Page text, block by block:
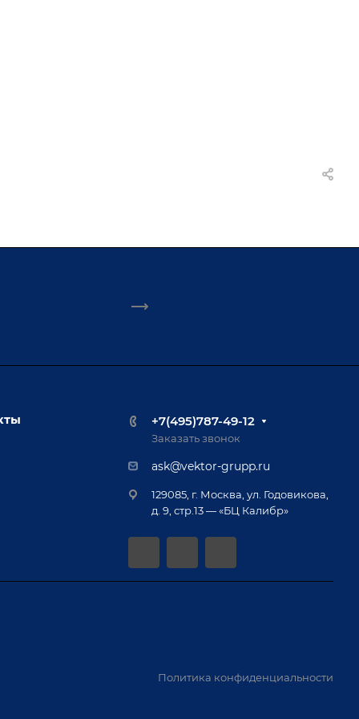
+7(495)787-49-12
Заказать звонок
ask@vektor-grupp.ru
129085, г. Москва, ул. Годовикова,
д. 9, стр.13 — «БЦ Калибр»
Политика конфиденциальности